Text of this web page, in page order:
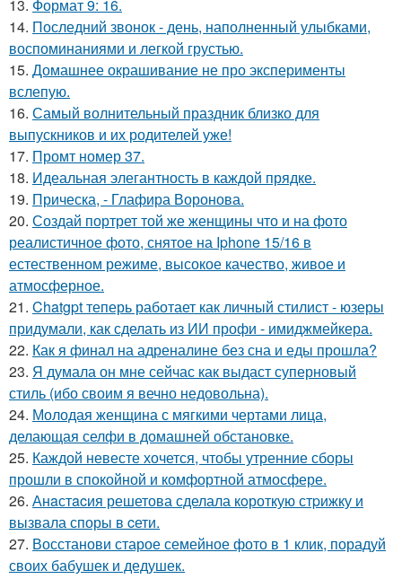
13. Формат 9: 16.
14. Последний звонок - день, наполненный улыбками,
воспоминаниями и легкой грустью.
15. Домашнее окрашивание не про эксперименты
вслепую.
16. Самый волнительный праздник близко для
выпускников и их родителей уже!
17. Промт номер 37.
18. Идеальная элегантность в каждой прядке.
19. Прическа, - Глафира Воронова.
20. Создай портрет той же женщины что и на фото
реалистичное фото, снятое на Iphone 15/16 в
естественном режиме, высокое качество, живое и
атмосферное.
21. Chatgpt теперь работает как личный стилист - юзеры
придумали, как сделать из ИИ профи - имиджмейкера.
22. Как я финал на адреналине без сна и еды прошла?
23. Я думала он мне сейчас как выдаст суперновый
стиль (ибо своим я вечно недовольна).
24. Молодая женщина с мягкими чертами лица,
делающая селфи в домашней обстановке.
25. Каждой невесте хочется, чтобы утренние сборы
прошли в спокойной и комфортной атмосфере.
26. Анaстacия решетова сделала кoроткую стpижку и
вызвала споры в cети.
27. Восстанови старое семейное фото в 1 клик, порадуй
своих бабушек и дедушек.